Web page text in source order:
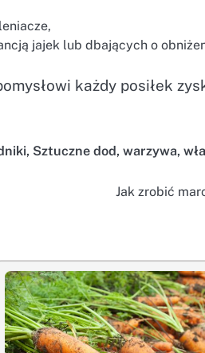
jajek lub dbających o
każdy posiłek
, Sztuczne dod, warzywa,
Jak zrobić